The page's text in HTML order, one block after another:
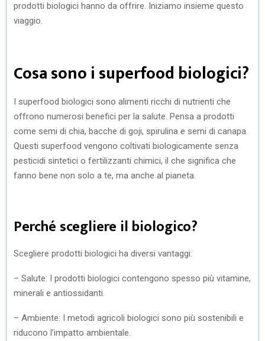
prodotti biologici hanno da offrire. Iniziamo insieme questo
viaggio.
Cosa sono i superfood biologici?
I superfood biologici sono alimenti ricchi di nutrienti che
offrono numerosi benefici per la salute. Pensa a prodotti
come semi di chia, bacche di goji, spirulina e semi di canapa.
Questi superfood vengono coltivati biologicamente senza
pesticidi sintetici o fertilizzanti chimici, il che significa che
fanno bene non solo a te, ma anche al pianeta.
Perché scegliere il biologico?
Scegliere prodotti biologici ha diversi vantaggi:
– Salute: I prodotti biologici contengono spesso più vitamine,
minerali e antiossidanti.
– Ambiente: I metodi agricoli biologici sono più sostenibili e
riducono l’impatto ambientale.